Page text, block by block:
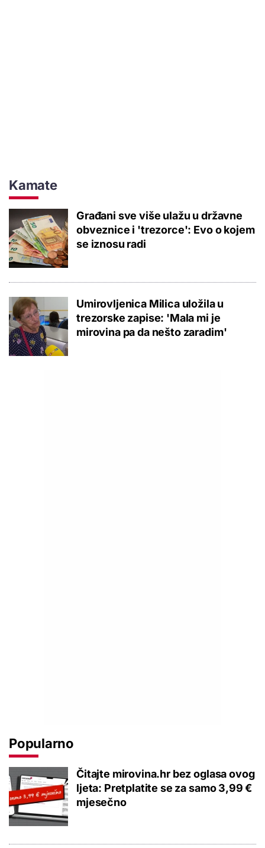
Kamate
Građani sve više ulažu u državne
obveznice i 'trezorce': Evo o kojem
se iznosu radi
Umirovljenica Milica uložila u
trezorske zapise: 'Mala mi je
mirovina pa da nešto zaradim'
Popularno
Čitajte mirovina.hr bez oglasa ovog
ljeta: Pretplatite se za samo 3,99 €
mjesečno